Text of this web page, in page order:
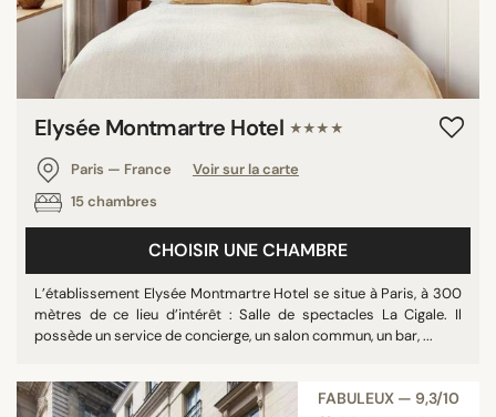
Elysée Montmartre Hotel ★★★★
Paris — France
Voir sur la carte
15 chambres
CHOISIR UNE CHAMBRE
L’établissement Elysée Montmartre Hotel se situe à Paris, à 300
mètres de ce lieu d’intérêt : Salle de spectacles La Cigale. Il
possède un service de concierge, un salon commun, un bar, ...
FABULEUX — 9,3/10